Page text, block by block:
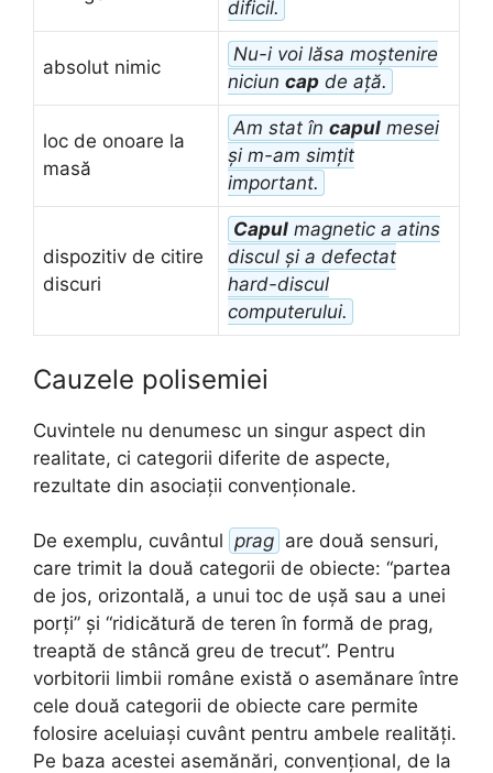
dificil.
absolut nimic
Nu-i voi lăsa moștenire
niciun cap de ață.
loc de onoare la
masă
Am stat în capul mesei
și m-am simțit
important.
dispozitiv de citire
discuri
Capul magnetic a atins
discul și a defectat
hard-discul
computerului.
Cauzele polisemiei
Cuvintele nu denumesc un singur aspect din
realitate, ci categorii diferite de aspecte,
rezultate din asociații convenționale.
De exemplu, cuvântul prag are două sensuri,
care trimit la două categorii de obiecte: “partea
de jos, orizontală, a unui toc de ușă sau a unei
porți” și “ridicătură de teren în formă de prag,
treaptă de stâncă greu de trecut”. Pentru
vorbitorii limbii române există o asemănare între
cele două categorii de obiecte care permite
folosire aceluiași cuvânt pentru ambele realități.
Pe baza acestei asemănări, convențional, de la